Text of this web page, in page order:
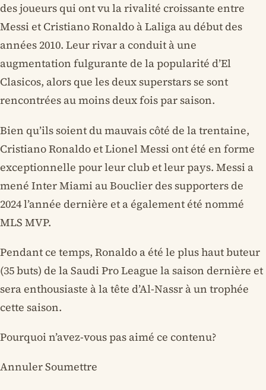
des joueurs qui ont vu la rivalité croissante entre
Messi et Cristiano Ronaldo à Laliga au début des
années 2010. Leur rivar a conduit à une
augmentation fulgurante de la popularité d’El
Clasicos, alors que les deux superstars se sont
rencontrées au moins deux fois par saison.
Bien qu’ils soient du mauvais côté de la trentaine,
Cristiano Ronaldo et Lionel Messi ont été en forme
exceptionnelle pour leur club et leur pays. Messi a
mené Inter Miami au Bouclier des supporters de
2024 l’année dernière et a également été nommé
MLS MVP.
Pendant ce temps, Ronaldo a été le plus haut buteur
(35 buts) de la Saudi Pro League la saison dernière et
sera enthousiaste à la tête d’Al-Nassr à un trophée
cette saison.
Pourquoi n’avez-vous pas aimé ce contenu?
Annuler Soumettre